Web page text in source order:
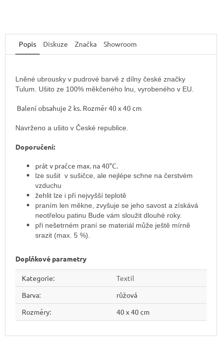
Popis Diskuze Značka Showroom
Lněné ubrousky v pudrové barvě z dílny české značky
Tulum. Ušito ze 100% měkčeného lnu, vyrobeného v EU.
Balení obsahuje 2 ks. Rozměr 40 x 40 cm
Navrženo a ušito v České republice.
Doporučení:
prát v pračce max. na 40°C.
lze sušit v sušičce, ale nejlépe schne na čerstvém
vzduchu
žehlit lze i při nejvyšší teplotě
praním len měkne, zvyšuje se jeho savost a získává
neotřelou patinu Bude vám sloužit dlouhé roky.
při nešetrném praní se materiál může ještě mírně
srazit (max. 5 %).
Doplňkové parametry
Kategorie:
Textil
Barva:
růžová
Rozměry: 40 x 40 cm